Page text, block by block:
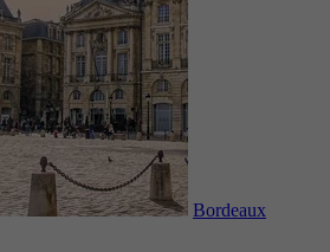
Bordeaux